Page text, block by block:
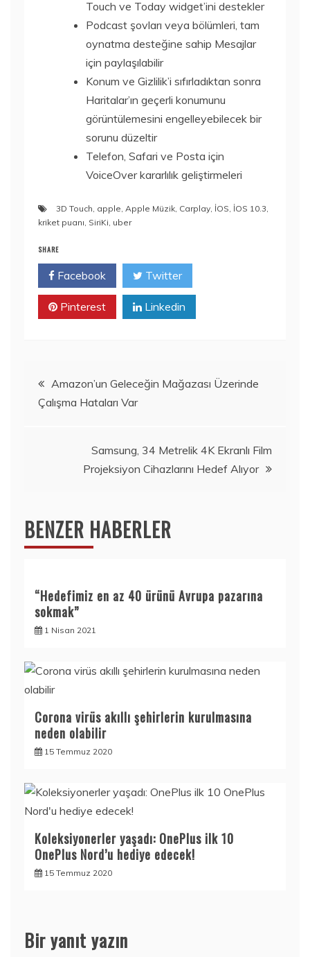
Touch ve Today widget’ini destekler
Podcast şovları veya bölümleri, tam
oynatma desteğine sahip Mesajlar
için paylaşılabilir
Konum ve Gizlilik’i sıfırladıktan sonra
Haritalar’ın geçerli konumunu
görüntülemesini engelleyebilecek bir
sorunu düzeltir
Telefon, Safari ve Posta için
VoiceOver kararlılık geliştirmeleri
3D Touch, apple, Apple Müzik, Carplay, İOS, İOS 10.3,
kriket puanı, SiriKi, uber
SHARE
Facebook Twitter
Pinterest Linkedin
Yazı
gezinmesi
Amazon’un Geleceğin Mağazası Üzerinde
Çalışma Hataları Var
Samsung, 34 Metrelik 4K Ekranlı Film
Projeksiyon Cihazlarını Hedef Alıyor
BENZER HABERLER
“Hedefimiz en az 40 ürünü Avrupa pazarına
sokmak”
1 Nisan 2021
Corona virüs akıllı şehirlerin kurulmasına
neden olabilir
15 Temmuz 2020
Koleksiyonerler yaşadı: OnePlus ilk 10
OnePlus Nord’u hediye edecek!
15 Temmuz 2020
Bir yanıt yazın